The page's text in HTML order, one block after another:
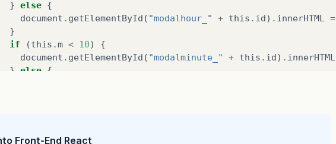
} else {
document . getElementById ( "modalhour_" + this . id) . innerHTML =
}
if
(this .m < 10)
{
document . getElementById ( "modalminute_" + this . id) . innerHTML
} else {
Front-End React